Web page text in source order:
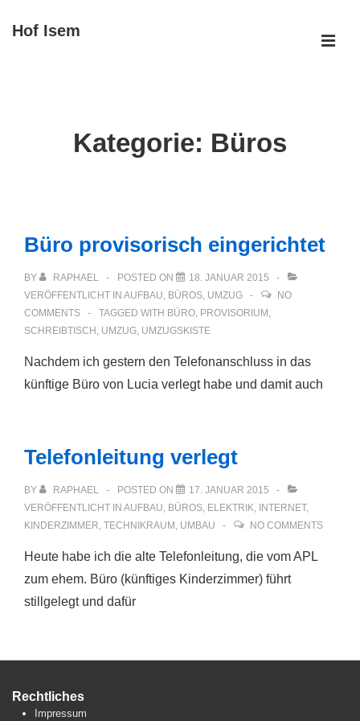
ZumHof Isem
Kategorie: Büros
Büro provisorisch eingerichtet
BY RAPHAEL POSTED ON
18. JANUAR 2015
VERÖFFENTLICHT IN AUFBAU, BÜROS, UMZUG
NO
COMMENTS
TAGGED WITH BÜRO, PROVISORIUM ,
SCHREIBTISCH , UMZUG, UMZUGSKISTE
Nachdem ich gestern den Telefonanschluss in das
künftige Büro von Lucia verlegt habe und damit auch
Telefonleitung verlegt
BY RAPHAEL POSTED ON
17. JANUAR 2015
VERÖFFENTLICHT IN AUFBAU, BÜROS, ELEKTRIK, INTERNET,
KINDERZIMMER, TECHNIKRAUM , UMBAU NO COMMENTS
Heute habe ich die alte Telefonleitung, die vom APL
zum ehem. Büro (künftiges Kinderzimmer) führt
stillgelegt und dafür
Rechtliches
Impressum